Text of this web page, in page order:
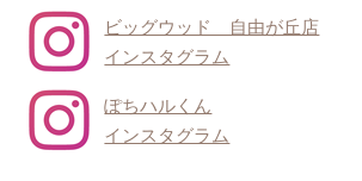
ビッグウッド 自由が丘店
インスタグラム
ぽちハルくん
インスタグラム